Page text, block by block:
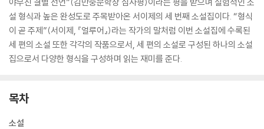
설 형식과 높은 완성도로 주목받아온 서이제의 세 번째 소설집이다. “형식
이 곧 주제”(서이제, 『얼루어』)라는 작가의 말처럼 이번 소설집에 수록된
세 편의 소설 또한 각각의 작품으로서, 세 편의 소설로 구성된 하나의 소설
집으로서 다양한 형식을 구성하며 읽는 재미를 준다.
목차
소설